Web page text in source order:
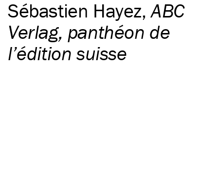
Sébastien Hayez,ABC
Verlag, panthéon de
l’édition suisse